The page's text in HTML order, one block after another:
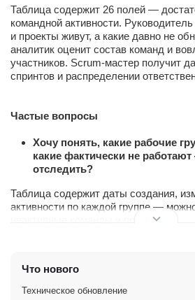
Таблица содержит 26 полей —
командной активности. Руководитель
и проекты живут, а какие давно не
аналитик оценит состав команд и
участников. Scrum-мастер получит
спринтов и распределении
Частые вопросы
Хочу понять, какие рабочие
какие фактически не
отследить?
Таблица содержит даты создания,
активности по каждой группе —
неактивные команды и проекты.
Поле MEMBERS_IDS содержит
идентификаторы участников — для
Что нового
Техническое обновление